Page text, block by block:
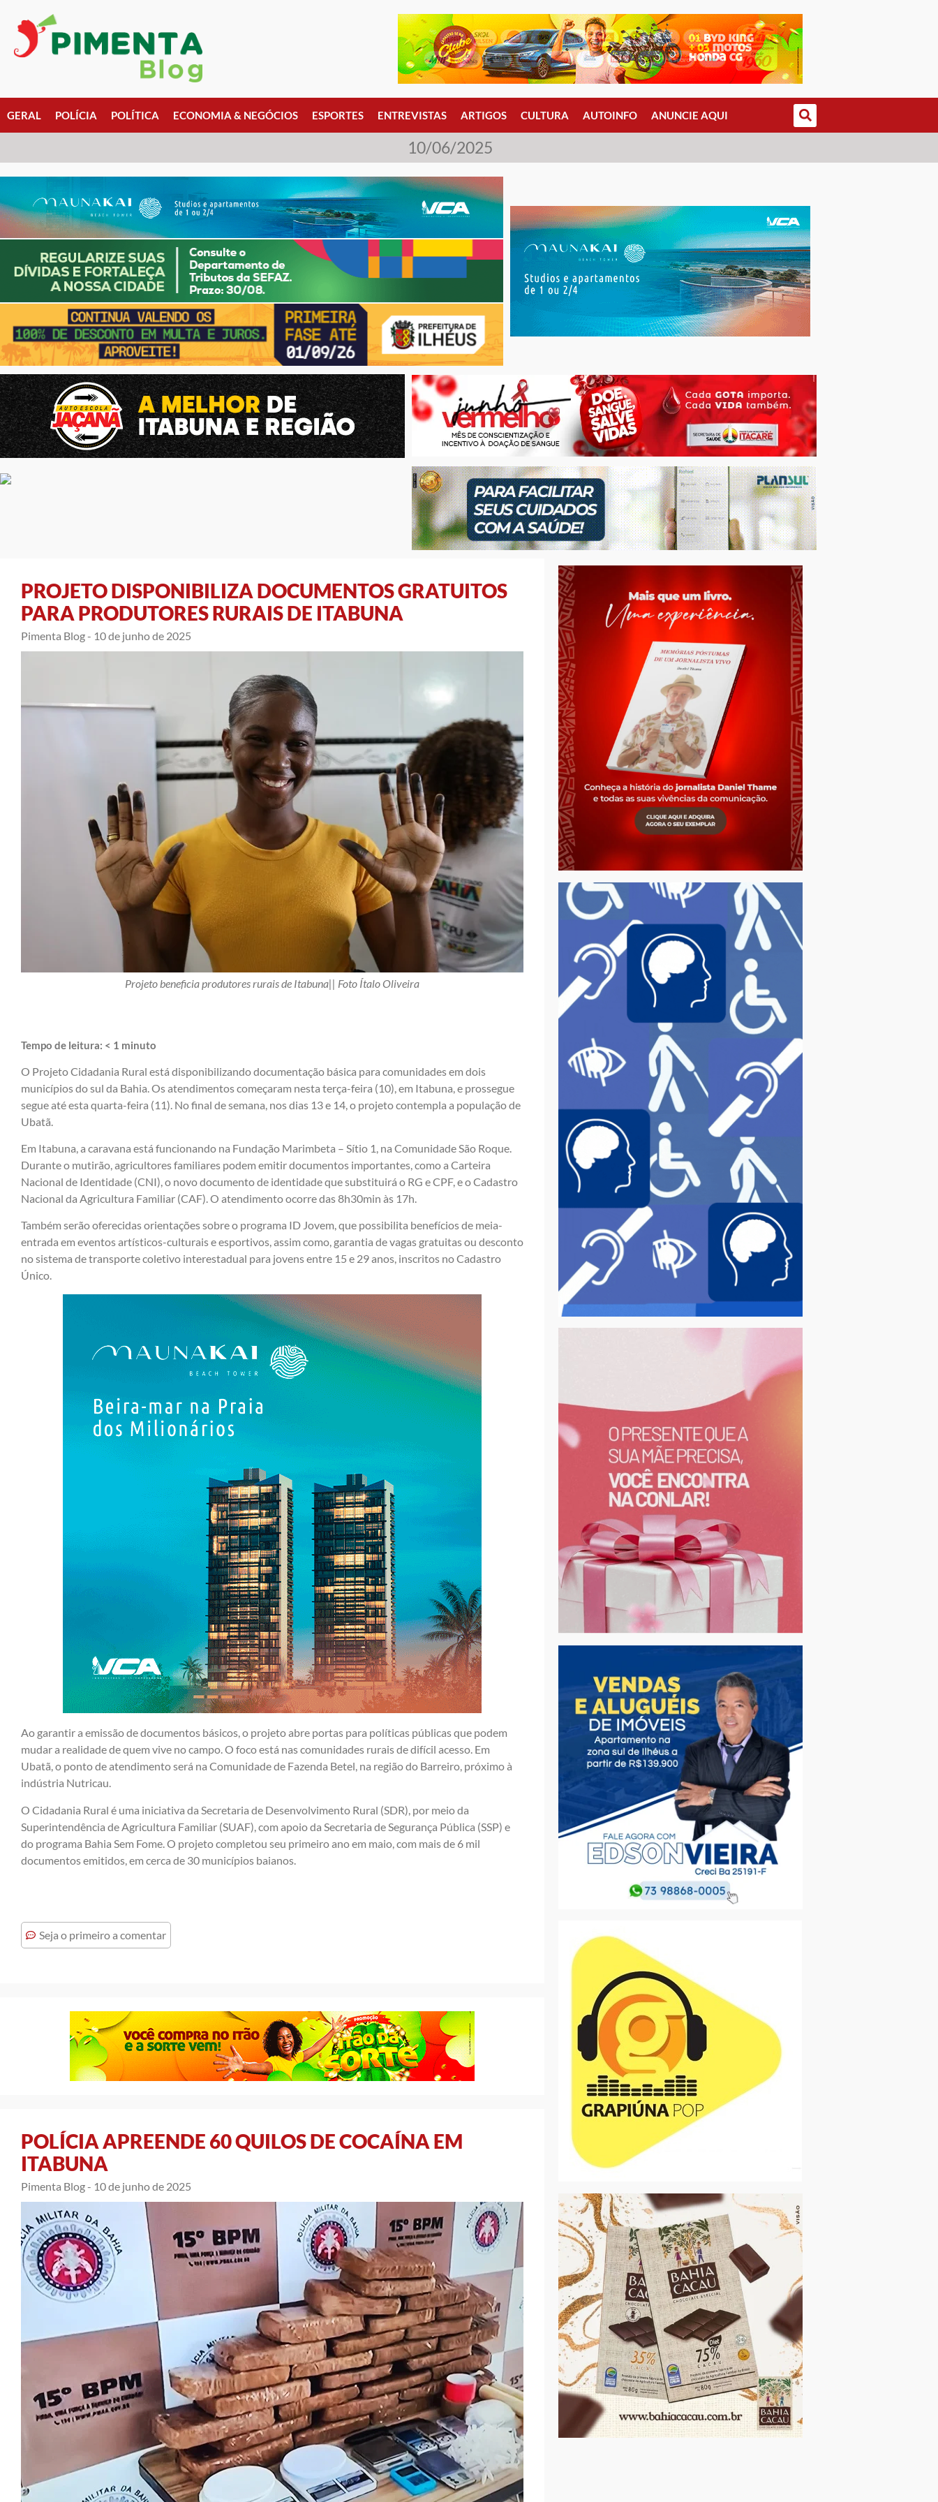
GERAL POLÍCIA POLÍTICA ECONOMIA & NEGÓCIOS ESPORTES ENTREVISTAS ARTIGOS CULTURA AUTOINFO ANUNCIE AQUI
10/06/2025
PROJETO DISPONIBILIZA DOCUMENTOS GRATUITOS
PARA PRODUTORES RURAIS DE ITABUNA
Pimenta Blog - 10 de junho de 2025
Projeto beneficia produtores rurais de Itabuna|| Foto Ítalo Oliveira
Tempo de leitura: < 1 minuto
O Projeto Cidadania Rural está disponibilizando documentação básica para comunidades em dois
municípios do sul da Bahia. Os atendimentos começaram nesta terça-feira (10), em Itabuna, e prossegue
segue até esta quarta-feira (11). No final de semana, nos dias 13 e 14, o projeto contempla a população de
Ubatã.
Em Itabuna, a caravana está funcionando na Fundação Marimbeta – Sítio 1, na Comunidade São Roque.
Durante o mutirão, agricultores familiares podem emitir documentos importantes, como a Carteira
Nacional de Identidade (CNI), o novo documento de identidade que substituirá o RG e CPF, e o Cadastro
Nacional da Agricultura Familiar (CAF). O atendimento ocorre das 8h30min às 17h.
Também serão oferecidas orientações sobre o programa ID Jovem, que possibilita benefícios de meia-
entrada em eventos artísticos-culturais e esportivos, assim como, garantia de vagas gratuitas ou desconto
no sistema de transporte coletivo interestadual para jovens entre 15 e 29 anos, inscritos no Cadastro
Único.
Ao garantir a emissão de documentos básicos, o projeto abre portas para políticas públicas que podem
mudar a realidade de quem vive no campo. O foco está nas comunidades rurais de difícil acesso. Em
Ubatã, o ponto de atendimento será na Comunidade de Fazenda Betel, na região do Barreiro, próximo à
indústria Nutricau.
O Cidadania Rural é uma iniciativa da Secretaria de Desenvolvimento Rural (SDR), por meio da
Superintendência de Agricultura Familiar (SUAF), com apoio da Secretaria de Segurança Pública (SSP) e
do programa Bahia Sem Fome. O projeto completou seu primeiro ano em maio, com mais de 6 mil
documentos emitidos, em cerca de 30 municípios baianos.
Seja o primeiro a comentar
POLÍCIA APREENDE 60 QUILOS DE COCAÍNA EM
ITABUNA
Pimenta Blog - 10 de junho de 2025